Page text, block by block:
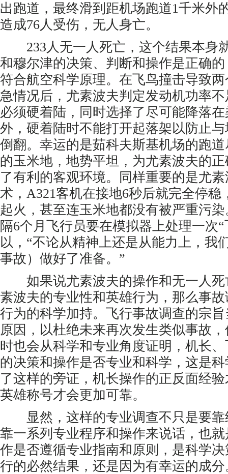
出跑道，最终滑到距机场跑道1千米外
造成76人受伤，无人身亡。
233人无一人死亡，这个结果本身
和穆尔津的决策、判断和操作是正确
符合航空科学原理。在飞鸟撞击导致
急情况后，尤素波夫判定发动机功率
必须硬着陆，同时选择了尽可能降落
外，硬着陆时不能打开起落架以防止
倒翻。幸运的是茹科夫斯基机场的跑
的玉米地，地势平坦，为尤素波夫的
了有利的客观环境。同样重要的是尤
术，A321客机在接地6秒后就完全停稳
起火，甚至连玉米地都没有被严重污
隔6个月飞行员要在模拟器上处理一次
以，“不论从精神上还是从能力上，我
事故）做好了准备。”
如果说尤素波夫的操作和无一人死
素波夫的专业性和英雄行为，那么事
行为的科学加持。飞行事故调查的宗
原因，以杜绝未来再次发生类似事故
时也会从科学和专业角度证明，机长
的决策和操作是否专业和科学，这是
了这样的旁证，机长操作的正反面经
英雄称号才会更加可靠。
显然，这样的专业调查不只是要靠
靠一系列专业程序和操作来说话，也
作是否遵循专业指南和原则，是科学
行的必然结果，还是因为有幸运的成